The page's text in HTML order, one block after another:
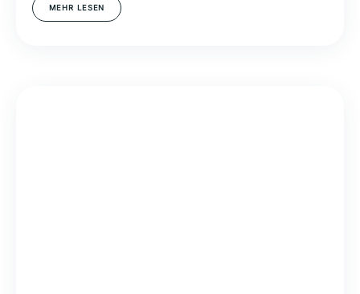
MEHR LESEN